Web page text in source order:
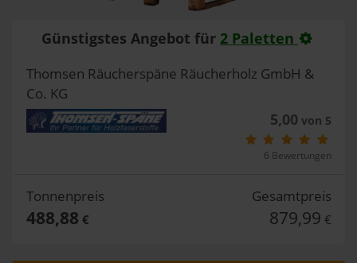
Günstigstes Angebot für 2 Paletten
Thomsen Räucherspäne Räucherholz GmbH &
Co. KG
5,00 von 5
6 Bewertungen
Tonnenpreis
488,88 €
Gesamtpreis
879,99 €